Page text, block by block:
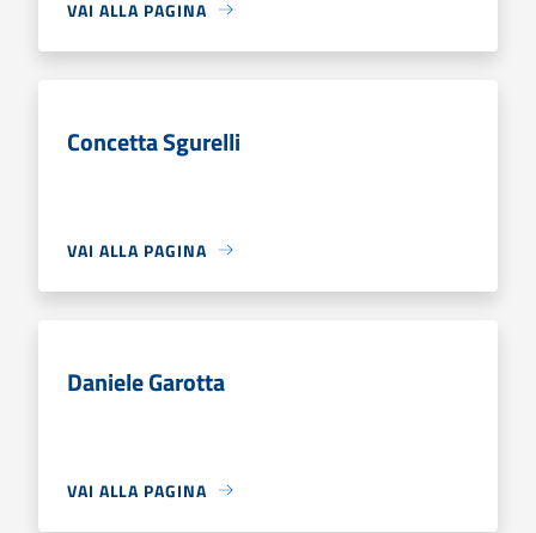
VAI ALLA PAGINA
Concetta Sgurelli
VAI ALLA PAGINA
Daniele Garotta
VAI ALLA PAGINA